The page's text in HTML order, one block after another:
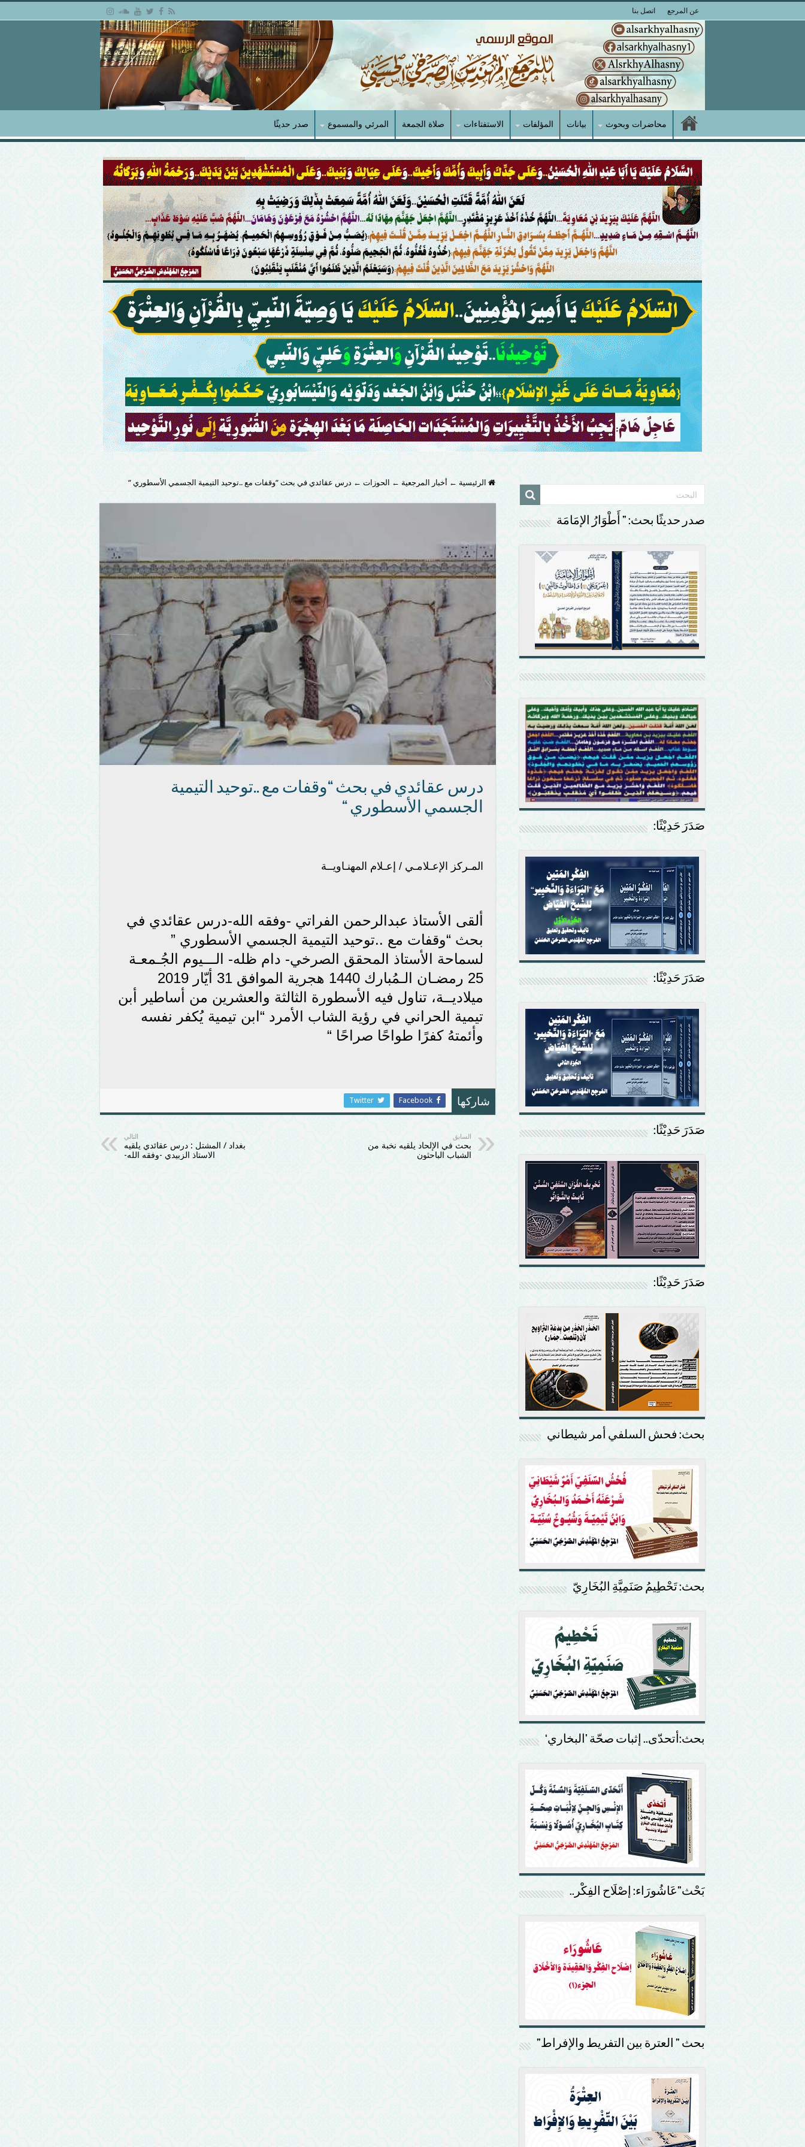
عن المرجع اتصل بنا
محاضرات وبحوث بيانات المؤلفات الاستفتاءات صلاة الجمعة المرئي والمسموع صدر حديثًا
الرئيسية ← أخبار المرجعية ← الحوزات ← درس عقائدي في بحث “وقفات مع ..توحيد التيمية الجسمي الأسطوري “
درس عقائدي في بحث “وقفات مع ..توحيد التيمية
الجسمي الأسطوري “
المـركز الإعـلامـي / إعـلام المهنـاويــة
ألقى الأستاذ عبدالرحمن الفراتي -وفقه الله-درس عقائدي في
بحث “وقفات مع ..توحيد التيمية الجسمي الأسطوري ”
لسماحة الأستاذ المحقق الصرخي- دام ظله- الـــيوم الجُـمعـة
25 رمضـان الـمُبارك 1440 هجرية الموافق 31 أيّار 2019
ميلاديــة، تناول فيه الأسطورة الثالثة والعشرين من أساطير أبن
تيمية الحراني في رؤية الشاب الأمرد “ابن تيمية يُكفر نفسه
وأئمتهُ كفرًا طواحًا صراحًا “
شاركها Facebook
Twitter
السابق
بحث في الإلحاد يلقيه نخبة من
الشباب الباحثون
التالي
بغداد / المشتل : درس عقائدي يلقيه
الاستاذ الزبيدي -وفقه الله-
صدر حديثًا بحث: ” أَطْوَارُ الإمَامَة
صَدَرَ حَدِيْثًا:
صَدَرَ حَدِيْثًا:
صَدَرَ حَدِيْثًا:
صَدَرَ حَدِيْثًا:
بحث: فحش السلفي أمر شيطاني
بحث: تَحْطِيمُ صَنَمِيَّةِ البُخَارِيّ
بحث:أتحدّى.. إثبات صحّة ’البخاري‘
بَحْث”عَاشُورَاء: إصْلَاح الفِكْر..
بحث ” العترة بين التفريط والإفراط”